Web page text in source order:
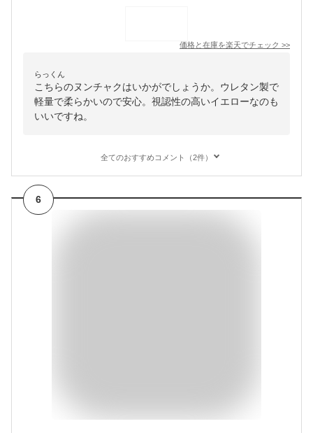
価格と在庫を楽天でチェック >>
らっくん
こちらのヌンチャクはいかがでしょうか。ウレタン製で
軽量で柔らかいので安心。視認性の高いイエローなのも
いいですね。
全てのおすすめコメント（2件）
6